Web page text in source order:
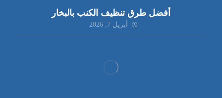
أفضل طرق تنظيف الكنب بالبخار
أبريل 7, 2026